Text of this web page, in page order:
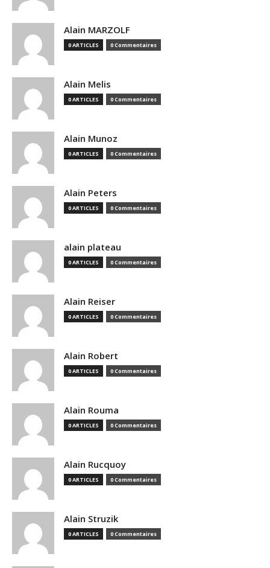
Alain MARZOLF
0 ARTICLES 0 Commentaires
Alain Melis
0 ARTICLES 0 Commentaires
Alain Munoz
0 ARTICLES 0 Commentaires
Alain Peters
0 ARTICLES 0 Commentaires
alain plateau
0 ARTICLES 0 Commentaires
Alain Reiser
0 ARTICLES 0 Commentaires
Alain Robert
0 ARTICLES 0 Commentaires
Alain Rouma
0 ARTICLES 0 Commentaires
Alain Rucquoy
0 ARTICLES 0 Commentaires
Alain Struzik
0 ARTICLES 0 Commentaires